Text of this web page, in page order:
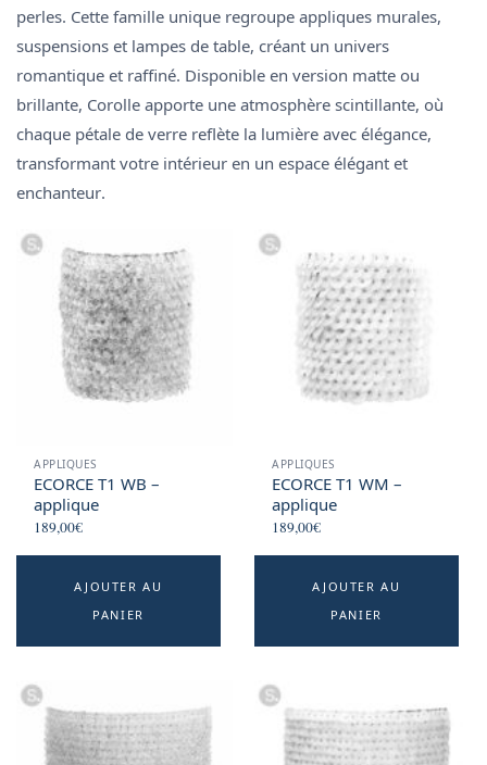
perles. Cette famille unique regroupe appliques murales,
suspensions et lampes de table, créant un univers
romantique et raffiné. Disponible en version matte ou
brillante, Corolle apporte une atmosphère scintillante, où
chaque pétale de verre reflète la lumière avec élégance,
transformant votre intérieur en un espace élégant et
enchanteur.
APPLIQUES
ECORCE T1 WB –
applique
189,00€
AJOUTER AU
PANIER
APPLIQUES
ECORCE T1 WM –
applique
189,00€
AJOUTER AU
PANIER